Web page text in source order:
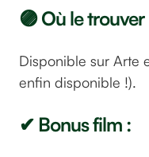
🟣 Où le trouver
Disponible sur Arte
enfin disponible !).
✔ Bonus film :